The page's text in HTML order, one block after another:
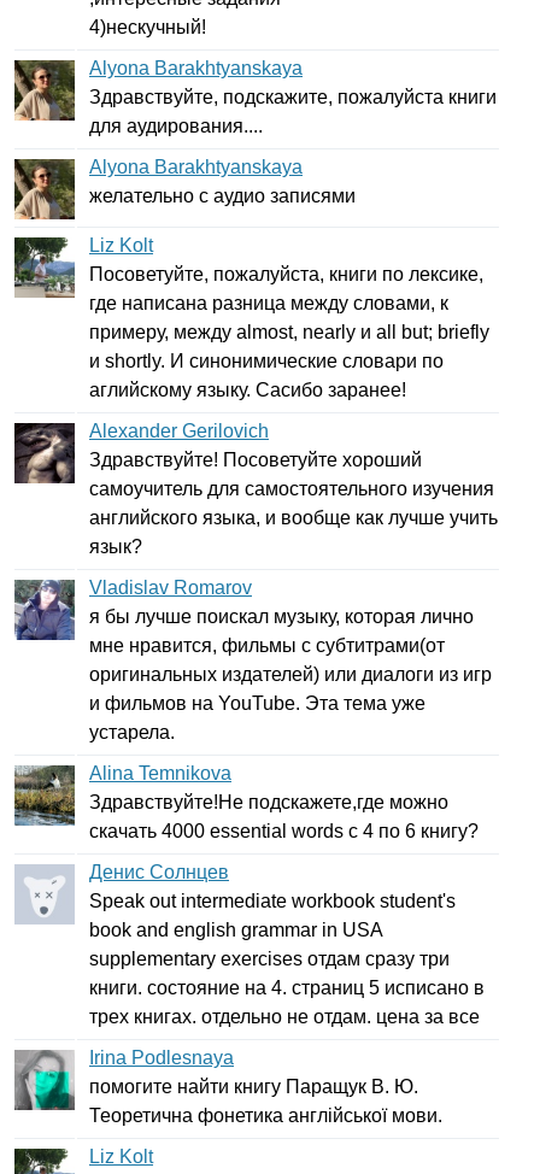
4)нескучный!
Alyona Barakhtyanskaya
Здравствуйте, подскажите, пожалуйста книги
для аудирования....
Alyona Barakhtyanskaya
желательно с аудио записями
Liz Kolt
Посоветуйте, пожалуйста, книги по лексике,
где написана разница между словами, к
примеру, между almost, nearly и all but; briefly
и shortly. И синонимические словари по
аглийскому языку. Сасибо заранее!
Alexander Gerilovich
Здравствуйте! Посоветуйте хороший
самоучитель для самостоятельного изучения
английского языка, и вообще как лучше учить
язык?
Vladislav Romarov
я бы лучше поискал музыку, которая лично
мне нравится, фильмы с субтитрами(от
оригинальных издателей) или диалоги из игр
и фильмов на YouTube. Эта тема уже
устарела.
Alina Temnikova
Здравствуйте!Не подскажете,где можно
скачать 4000 essential words с 4 по 6 книгу?
Денис Солнцев
Speak out intermediate workbook student's
book and english grammar in USA
supplementary exercises отдам сразу три
книги. состояние на 4. страниц 5 исписано в
трех книгах. отдельно не отдам. цена за все
Irina Podlesnaya
помогите найти книгу Паращук В. Ю.
Теоретична фонетика англійської мови.
Liz Kolt